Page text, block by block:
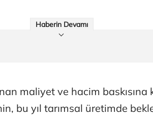
Haberin Devamı
maliyet ve hacim baskısına
bu yıl tarımsal üretimde